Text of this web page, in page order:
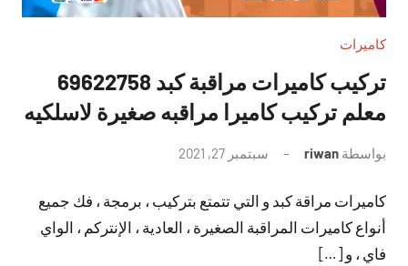
كاميرات
تركيب كاميرات مراقبة كبد 69622758
معلم تركيب كاميرا مراقبه صغيرة لاسلكيه
بواسطة riwan سبتمبر 27, 2021
تعليقات
كاميرات مراقة كبد و التي تتمتع بتركيب ، برمجة ، فك جميع
أنواع كاميرات المراقبة الصغيرة ، العادية ، الإنتركم ، الواي
فاي ، و […]